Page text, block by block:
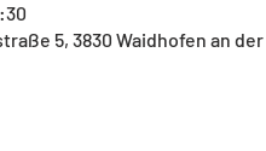
5, 3830 Waidhofen an